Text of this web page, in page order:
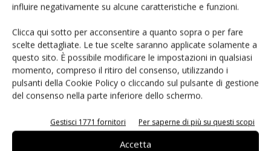
influire negativamente su alcune caratteristiche e funzioni.
Clicca qui sotto per acconsentire a quanto sopra o per fare
scelte dettagliate. Le tue scelte saranno applicate solamente a
questo sito. È possibile modificare le impostazioni in qualsiasi
momento, compreso il ritiro del consenso, utilizzando i
pulsanti della Cookie Policy o cliccando sul pulsante di gestione
del consenso nella parte inferiore dello schermo.
Gestisci 1771 fornitori Per saperne di più su questi scopi
Accetta
Salva il mio nome, email e sito web in questo browser per i
prossimi commenti.